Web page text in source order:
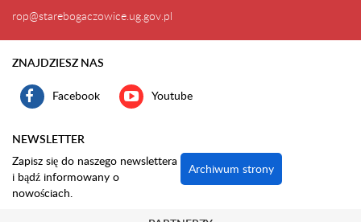
rop@starebogaczowice.ug.gov.pl
ZNAJDZIESZ NAS
Facebook Youtube
NEWSLETTER
Zapisz się do naszego newslettera
i bądź informowany o
nowościach.
Archiwum strony